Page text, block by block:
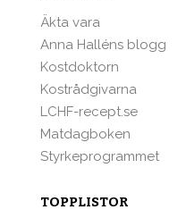
Äkta vara
Anna Halléns blogg
Kostdoktorn
Kostrådgivarna
LCHF-recept.se
Matdagboken
Styrkeprogrammet
TOPPLISTOR